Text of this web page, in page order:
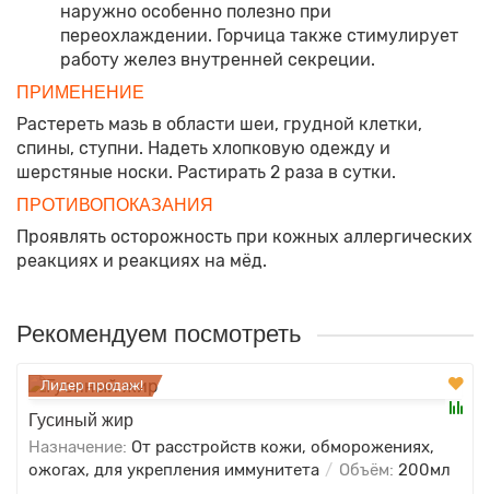
наружно особенно полезно при
переохлаждении. Горчица также стимулирует
работу желез внутренней секреции.
ПРИМЕНЕНИЕ
Растереть мазь в области шеи, грудной клетки,
спины, ступни. Надеть хлопковую одежду и
шерстяные носки. Растирать 2 раза в сутки.
ПРОТИВОПОКАЗАНИЯ
Проявлять осторожность при кожных аллергических
реакциях и реакциях на мёд.
Рекомендуем посмотреть
Лидер продаж!
Гусиный жир
Назначение: От расстройств кожи, обморожениях,
ожогах, для укрепления иммунитета
Объём: 200мл